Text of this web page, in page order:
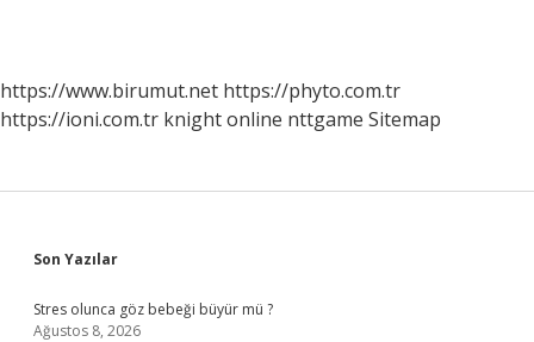
https://www.birumut.net https://phyto.com.tr
https://ioni.com.tr knight online nttgame Sitemap
Sidebar
Son Yazılar
Stres olunca göz bebeği büyür mü ?
Ağustos 8, 2026